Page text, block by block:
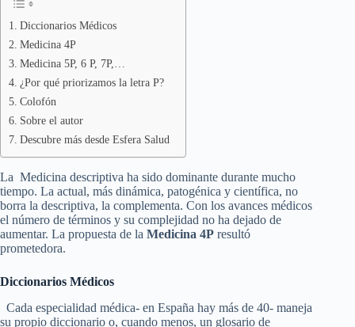
Diccionarios Médicos
Medicina 4P
Medicina 5P, 6 P, 7P,…
¿Por qué priorizamos la letra P?
Colofón
Sobre el autor
Descubre más desde Esfera Salud
La Medicina descriptiva ha sido dominante durante mucho
tiempo. La actual, más dinámica, patogénica y científica, no
borra la descriptiva, la complementa. Con los avances médicos
el número de términos y su complejidad no ha dejado de
aumentar. La propuesta de la Medicina 4P resultó
prometedora.
Diccionarios Médicos
Cada especialidad médica- en España hay más de 40- maneja
su propio diccionario o, cuando menos, un glosario de